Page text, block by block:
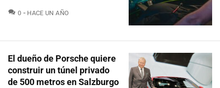
0 COMENTARIOS
HACE UN AÑO
El dueño de Porsche quiere
construir un túnel privado
de 500 metros en Salzburgo